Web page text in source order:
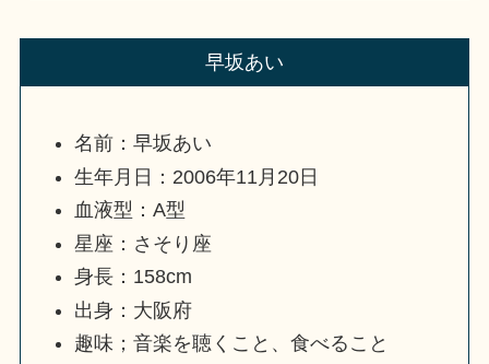
早坂あい
名前：早坂あい
生年月日：2006年11月20日
血液型：A型
星座：さそり座
身長：158cm
出身：大阪府
趣味；音楽を聴くこと、食べること